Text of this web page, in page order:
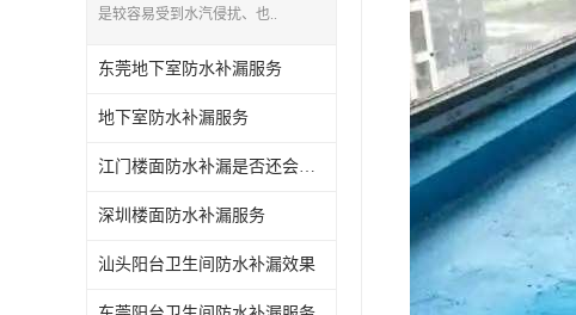
是较容易受到水汽侵扰、也..
东莞地下室防水补漏服务
地下室防水补漏服务
江门楼面防水补漏是否还会漏水
深圳楼面防水补漏服务
汕头阳台卫生间防水补漏效果